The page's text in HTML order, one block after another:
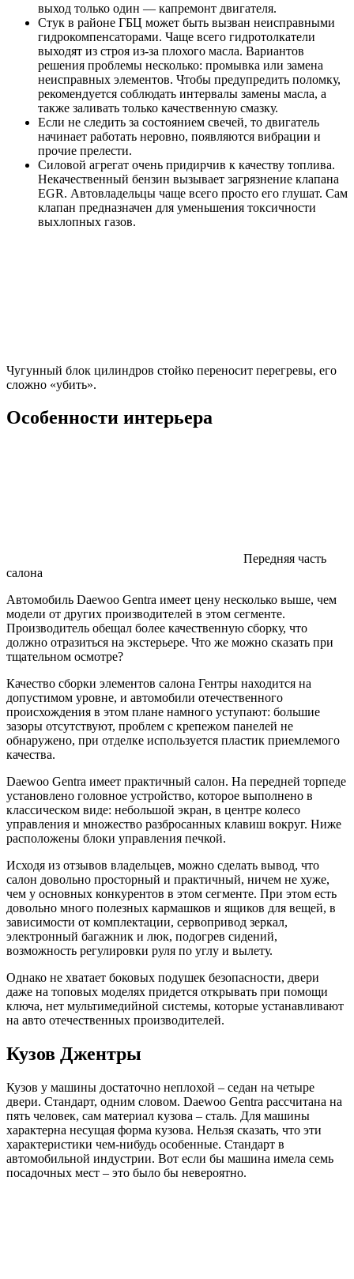
выход только один — капремонт двигателя.
Стук в районе ГБЦ может быть вызван неисправными
гидрокомпенсаторами. Чаще всего гидротолкатели
выходят из строя из-за плохого масла. Вариантов
решения проблемы несколько: промывка или замена
неисправных элементов. Чтобы предупредить поломку,
рекомендуется соблюдать интервалы замены масла, а
также заливать только качественную смазку.
Если не следить за состоянием свечей, то двигатель
начинает работать неровно, появляются вибрации и
прочие прелести.
Силовой агрегат очень придирчив к качеству топлива.
Некачественный бензин вызывает загрязнение клапана
EGR. Автовладельцы чаще всего просто его глушат. Сам
клапан предназначен для уменьшения токсичности
выхлопных газов.
Чугунный блок цилиндров стойко переносит перегревы, его
сложно «убить».
Особенности интерьера
Передняя часть
салона
Автомобиль Daewoo Gentra имеет цену несколько выше, чем
модели от других производителей в этом сегменте.
Производитель обещал более качественную сборку, что
должно отразиться на экстерьере. Что же можно сказать при
тщательном осмотре?
Качество сборки элементов салона Гентры находится на
допустимом уровне, и автомобили отечественного
происхождения в этом плане намного уступают: большие
зазоры отсутствуют, проблем с крепежом панелей не
обнаружено, при отделке используется пластик приемлемого
качества.
Daewoo Gentra имеет практичный салон. На передней торпеде
установлено головное устройство, которое выполнено в
классическом виде: небольшой экран, в центре колесо
управления и множество разбросанных клавиш вокруг. Ниже
расположены блоки управления печкой.
Исходя из отзывов владельцев, можно сделать вывод, что
салон довольно просторный и практичный, ничем не хуже,
чем у основных конкурентов в этом сегменте. При этом есть
довольно много полезных кармашков и ящиков для вещей, в
зависимости от комплектации, сервопривод зеркал,
электронный багажник и люк, подогрев сидений,
возможность регулировки руля по углу и вылету.
Однако не хватает боковых подушек безопасности, двери
даже на топовых моделях придется открывать при помощи
ключа, нет мультимедийной системы, которые устанавливают
на авто отечественных производителей.
Кузов Джентры
Кузов у машины достаточно неплохой – седан на четыре
двери. Стандарт, одним словом. Daewoo Gentra рассчитана на
пять человек, сам материал кузова – сталь. Для машины
характерна несущая форма кузова. Нельзя сказать, что эти
характеристики чем-нибудь особенные. Стандарт в
автомобильной индустрии. Вот если бы машина имела семь
посадочных мест – это было бы невероятно.